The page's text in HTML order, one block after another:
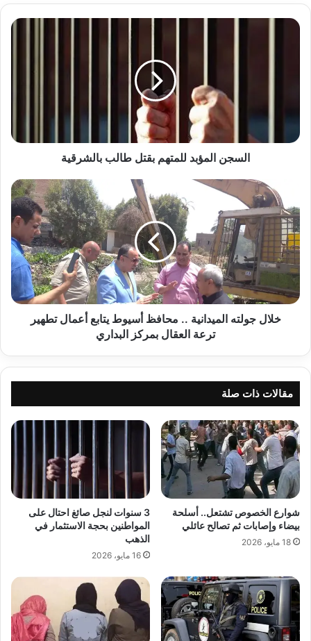
السجن
السجن المؤبد للمتهم بقتل طالب بالشرقية
جولته
الميدانية
..
محافظ
أسيوط
يتابع
أعمال
تطهير
خلال جولته الميدانية .. محافظ أسيوط يتابع أعمال تطهير
ترعة العقال بمركز البداري
مقالات ذات صلة
شوارع الخصوص تشتعل.. أسلحة
بيضاء وإصابات ثم تصالح عائلي
18 مايو، 2026
3 سنوات لنجل صائغ احتال على
المواطنين بحجة الاستثمار في
الذهب
16 مايو، 2026